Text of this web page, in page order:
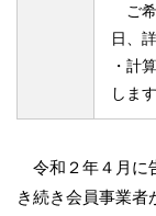
ご希
日、
・計
します
令和２年４月に
き続き会員事業者